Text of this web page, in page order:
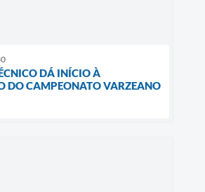
DÁ INÍCIO À
DO CAMPEONATO VARZEANO